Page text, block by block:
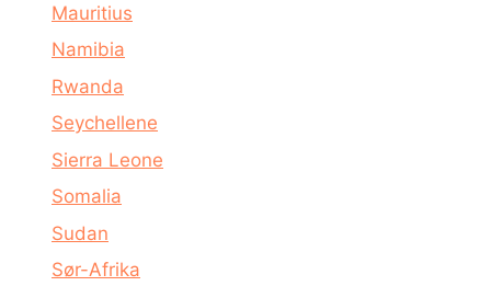
Mauritius
Namibia
Rwanda
Seychellene
Sierra Leone
Somalia
Sudan
Sør-Afrika